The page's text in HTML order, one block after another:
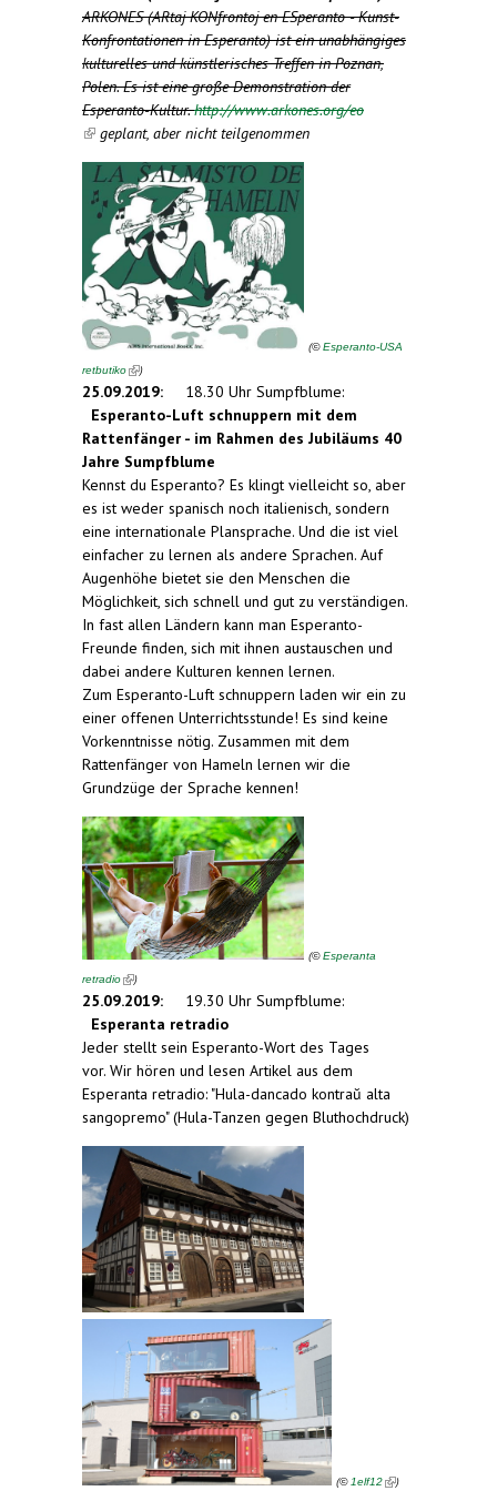
ARKONES (ARtaj KONfrontoj en ESperanto - Kunst-
Konfrontationen in Esperanto) ist ein unabhängiges
kulturelles und künstlerisches Treffen in Poznan,
Polen. Es ist eine große Demonstration der
Esperanto-Kultur.http://www.arkones.org/eo
(link is external)
geplant, aber nicht teilgenommen
(©Esperanto-USA
retbutiko(link is external)
)
25.09.2019: 18.30 Uhr Sumpfblume:
Esperanto-Luft schnuppern mit dem
Rattenfänger - im Rahmen des Jubiläums 40
Jahre Sumpfblume
Kennst du Esperanto? Es klingt vielleicht so, aber
es ist weder spanisch noch italienisch, sondern
eine internationale Plansprache. Und die ist viel
einfacher zu lernen als andere Sprachen. Auf
Augenhöhe bietet sie den Menschen die
Möglichkeit, sich schnell und gut zu verständigen.
In fast allen Ländern kann man Esperanto-
Freunde finden, sich mit ihnen austauschen und
dabei andere Kulturen kennen lernen.
Zum Esperanto-Luft schnuppern laden wir ein zu
einer offenen Unterrichtsstunde! Es sind keine
Vorkenntnisse nötig. Zusammen mit dem
Rattenfänger von Hameln lernen wir die
Grundzüge der Sprache kennen!
(©Esperanta
retradio(link is external)
)
25.09.2019: 19.30 Uhr Sumpfblume:
Esperanta retradio
Jeder stellt sein Esperanto-Wort des Tages
vor. Wir hören und lesen Artikel aus dem
Esperanta retradio: "Hula-dancado kontraŭ alta
sangopremo" (Hula-Tanzen gegen Bluthochdruck)
(©1elf12 )